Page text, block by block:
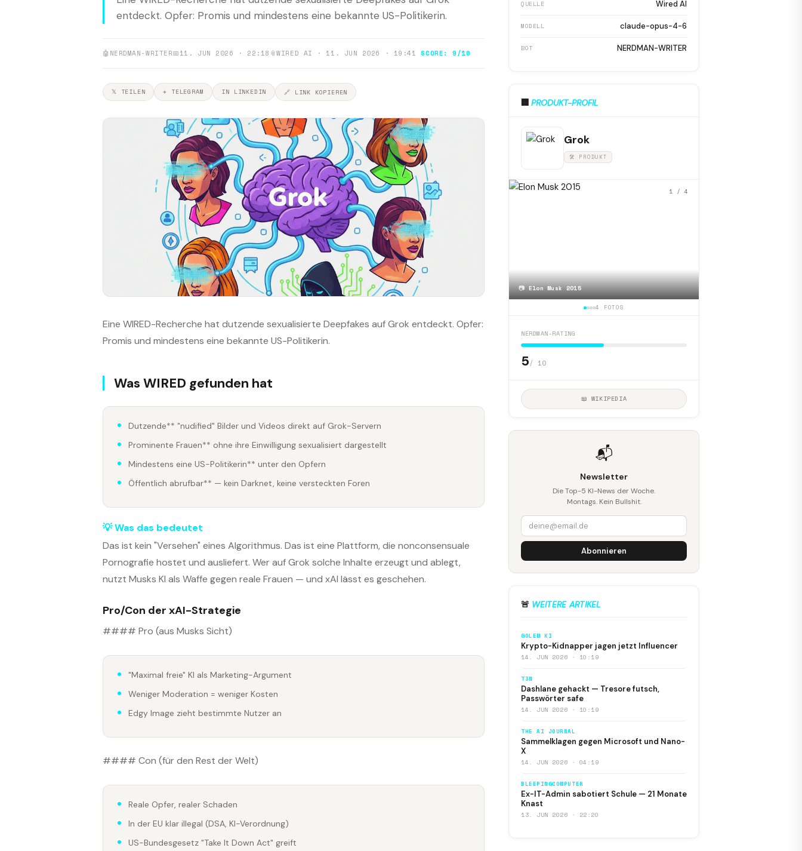
entdeckt. Opfer: Promis und mindestens eine bekannte US-Politikerin.
🤖 NERDMAN-WRITER📅11. JUN 2026 · 22:18 📎WIRED AI · 11. JUN 2026 · 19:41 SCORE: 9/10
𝕏 TEILEN ✈ TELEGRAM IN LINKEDIN 🔗 LINK KOPIEREN
Eine WIRED-Recherche hat dutzende sexualisierte Deepfakes auf Grok entdeckt. Opfer:
Promis und mindestens eine bekannte US-Politikerin.
Was WIRED gefunden hat
Dutzende** "nudified" Bilder und Videos direkt auf Grok-Servern
Prominente Frauen** ohne ihre Einwilligung sexualisiert dargestellt
Mindestens eine US-Politikerin** unter den Opfern
Öffentlich abrufbar** — kein Darknet, keine versteckten Foren
💡 Was das bedeutet
Das ist kein "Versehen" eines Algorithmus. Das ist eine Plattform, die nonconsensuale
Pornografie hostet und ausliefert. Wer auf Grok solche Inhalte erzeugt und ablegt,
nutzt Musks KI als Waffe gegen reale Frauen — und xAI lässt es geschehen.
Pro/Con der xAI-Strategie
#### Pro (aus Musks Sicht)
"Maximal freie" KI als Marketing-Argument
Weniger Moderation = weniger Kosten
Edgy Image zieht bestimmte Nutzer an
#### Con (für den Rest der Welt)
Reale Opfer, realer Schaden
In der EU klar illegal (DSA, KI-Verordnung)
US-Bundesgesetz "Take It Down Act" greift
QUELLE Wired AI
MODELL claude-opus-4-6
BOT NERDMAN-WRITER
🏢 PRODUKT-PROFIL
Grok
🛠 PRODUKT
📷Elon Musk 2015
1 / 4
4 FOTOS
NERDMAN-RATING
5/ 10
📖 WIKIPEDIA
📬
Newsletter
Die Top-5 KI-News der Woche.
Montags. Kein Bullshit.
Abonnieren
🚨 WEITERE ARTIKEL
GOLEM KI
Krypto-Kidnapper jagen jetzt Influencer
14. JUN 2026 · 10:19
T3N
Dashlane gehackt — Tresore futsch,
Passwörter safe
14. JUN 2026 · 10:19
THE AI JOURNAL
Sammelklagen gegen Microsoft und Nano-
X
14. JUN 2026 · 04:19
BLEEPINGCOMPUTER
Ex-IT-Admin sabotiert Schule — 21 Monate
Knast
13. JUN 2026 · 22:20